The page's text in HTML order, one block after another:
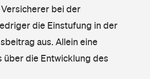
bei der
die Einstufung in der
aus. Allein eine
über die Entwicklung des